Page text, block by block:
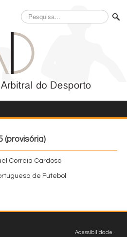
Pesquisa...
(provisória)
Correia Cardoso
de Futebol
Acessibilidade